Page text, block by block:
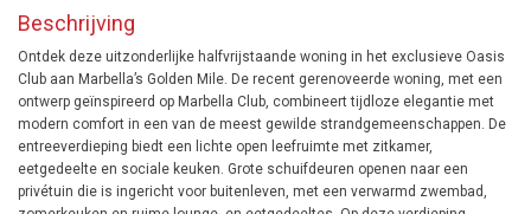
Beschrijving
Ontdek deze uitzonderlijke halfvrijstaande woning in het exclusieve Oasis
Club aan Marbella’s Golden Mile. De recent gerenoveerde woning, met een
ontwerp geïnspireerd op Marbella Club, combineert tijdloze elegantie met
modern comfort in een van de meest gewilde strandgemeenschappen. De
entreeverdieping biedt een lichte open leefruimte met zitkamer,
eetgedeelte en sociale keuken. Grote schuifdeuren openen naar een
privétuin die is ingericht voor buitenleven, met een verwarmd zwembad,